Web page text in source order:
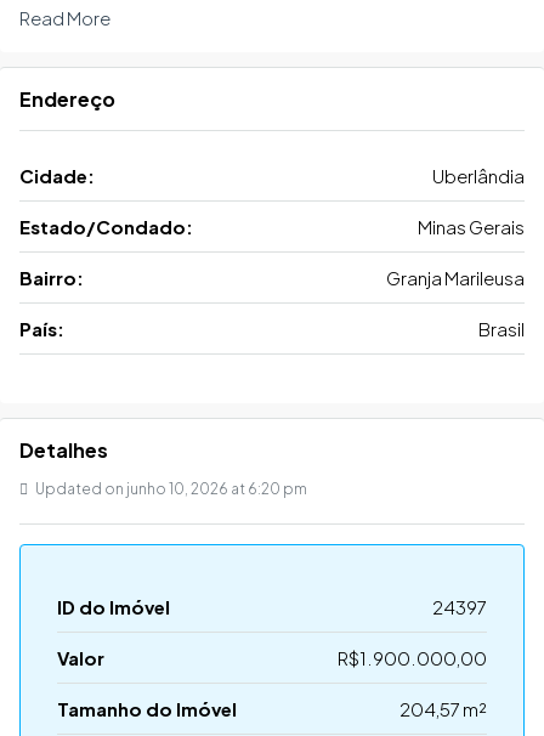
Read More
Endereço
Cidade: Uberlândia
Estado/Condado: Minas Gerais
Bairro: Granja Marileusa
País: Brasil
Detalhes
Updated on junho 10, 2026 at 6:20 pm
ID do Imóvel 24397
Valor R$1.900.000,00
Tamanho do Imóvel 204,57 m²